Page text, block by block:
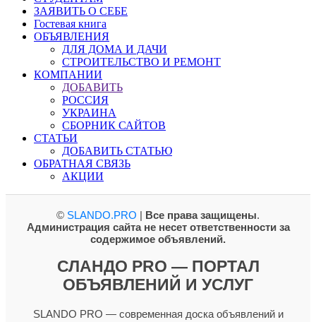
ЗАЯВИТЬ О СЕБЕ
Гостевая книга
ОБЪЯВЛЕНИЯ
ДЛЯ ДОМА И ДАЧИ
СТРОИТЕЛЬСТВО И РЕМОНТ
КОМПАНИИ
ДОБАВИТЬ
РОССИЯ
УКРАИНА
СБОРНИК САЙТОВ
СТАТЬИ
ДОБАВИТЬ СТАТЬЮ
ОБРАТНАЯ СВЯЗЬ
АКЦИИ
© SLANDO.PRO | Все права защищены.
Администрация сайта не несет ответственности за
содержимое объявлений.
СЛАНДО PRO — ПОРТАЛ
ОБЪЯВЛЕНИЙ И УСЛУГ
SLANDO PRO — современная доска объявлений и